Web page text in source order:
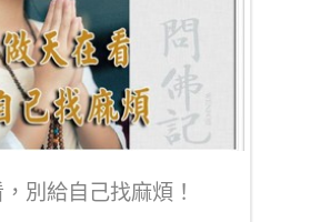
別給自己找麻煩！